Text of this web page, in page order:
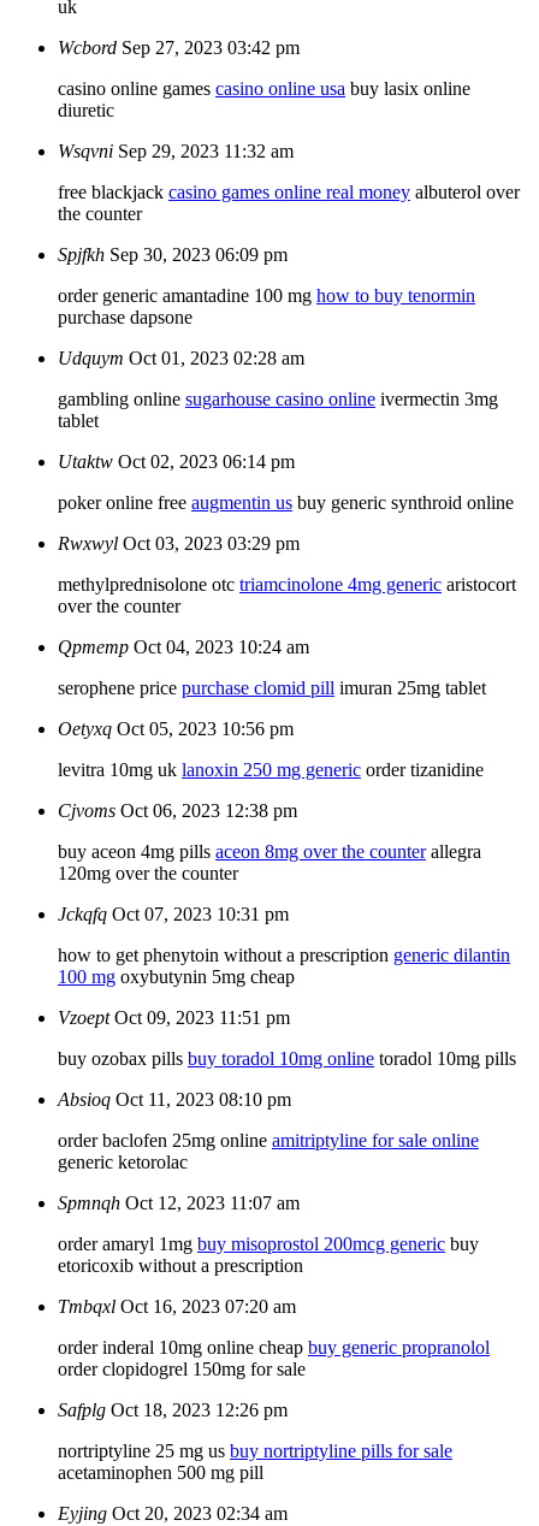
uk
Wcbord Sep 27, 2023 03:42 pm
casino online games casino online usa buy lasix online
diuretic
Wsqvni Sep 29, 2023 11:32 am
free blackjack casino games online real money albuterol over
the counter
Spjfkh Sep 30, 2023 06:09 pm
order generic amantadine 100 mg how to buy tenormin
purchase dapsone
Udquym Oct 01, 2023 02:28 am
gambling online sugarhouse casino online ivermectin 3mg
tablet
Utaktw Oct 02, 2023 06:14 pm
poker online free augmentin us buy generic synthroid online
Rwxwyl Oct 03, 2023 03:29 pm
methylprednisolone otc triamcinolone 4mg generic aristocort
over the counter
Qpmemp Oct 04, 2023 10:24 am
serophene price purchase clomid pill imuran 25mg tablet
Oetyxq Oct 05, 2023 10:56 pm
levitra 10mg uk lanoxin 250 mg generic order tizanidine
Cjvoms Oct 06, 2023 12:38 pm
buy aceon 4mg pills aceon 8mg over the counterallegra
120mg over the counter
Jckqfq Oct 07, 2023 10:31 pm
how to get phenytoin without a prescription generic dilantin
100 mg oxybutynin 5mg cheap
Vzoept Oct 09, 2023 11:51 pm
buy ozobax pills buy toradol 10mg online toradol 10mg pills
Absioq Oct 11, 2023 08:10 pm
order baclofen 25mg online amitriptyline for sale online
generic ketorolac
Spmnqh Oct 12, 2023 11:07 am
order amaryl 1mg buy misoprostol 200mcg generic buy
etoricoxib without a prescription
Tmbqxl Oct 16, 2023 07:20 am
order inderal 10mg online cheap buy generic propranolol
order clopidogrel 150mg for sale
Safplg Oct 18, 2023 12:26 pm
nortriptyline 25 mg us buy nortriptyline pills for sale
acetaminophen 500 mg pill
Eyjing Oct 20, 2023 02:34 am